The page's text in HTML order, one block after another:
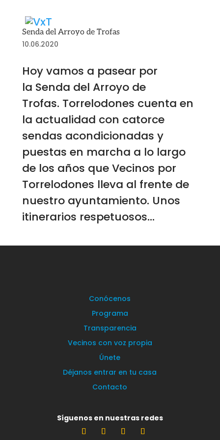
Senda del Arroyo de Trofas
10.06.2020
Hoy vamos a pasear por
la Senda del Arroyo de
Trofas. Torrelodones cuenta en
la actualidad con catorce
sendas acondicionadas y
puestas en marcha a lo largo
de los años que Vecinos por
Torrelodones lleva al frente de
nuestro ayuntamiento. Unos
itinerarios respetuosos...
Conócenos
Programa
Transparencia
Vecinos con voz propia
Únete
Déjanos entrar en tu casa
Contacto
Síguenos en nuestras redes